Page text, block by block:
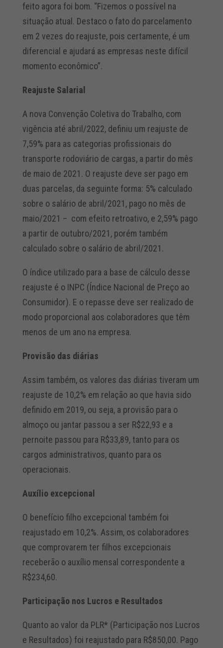
feito agora foi bom. “Fizemos o possível na
situação atual. Destaco o fato do parcelamento
em 2 vezes do reajuste, pois certamente, é um
diferencial e ajudará as empresas neste difícil
momento econômico”.
Reajuste Salarial
A nova Convenção Coletiva do Trabalho, com
vigência até abril/2022, definiu um reajuste de
7,59% para as categorias profissionais do
transporte rodoviário de cargas, a partir do mês
de maio de 2021. O reajuste deve ser pago em
duas parcelas, da seguinte forma: 5% calculado
sobre o salário de abril/2021, pago no mês de
maio/2021 – com efeito retroativo, e 2,59% pago
a partir de outubro/2021, porém também
calculado sobre o salário de abril/2021.
O índice utilizado para a base de cálculo desse
reajuste é o INPC (Índice Nacional de Preço ao
Consumidor). E o repasse deve ser realizado de
modo proporcional aos colaboradores que têm
menos de um ano na empresa.
Provisão das diárias
Assim também, os valores das diárias tiveram um
reajuste de 10,2% em relação ao que havia sido
definido em 2019, ou seja, a provisão para o
almoço ou jantar passou a ser R$22,93 e a
pernoite passou para R$33,89, tanto para os
cargos administrativos, quanto para os
operacionais.
Auxílio excepcional
O benefício filho excepcional também foi
reajustado em 10,2%. Assim, os colaboradores
que comprovarem ter filhos excepcionais
receberão o auxílio mensal correspondente a
R$234,60.
Participação nos Lucros e Resultados
Quanto ao valor da PLR* (Participação nos Lucros
e Resultados) foi reajustado para R$850,00. Pago